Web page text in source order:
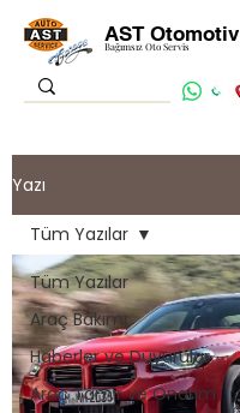
AST Otomotiv
Bağımsız Oto Servis
Yazı
Tüm Yazılar
Araç Bakımı
Haberler ve Duyurular
Araç Tamir ve Onarım
Tüm Yazılar